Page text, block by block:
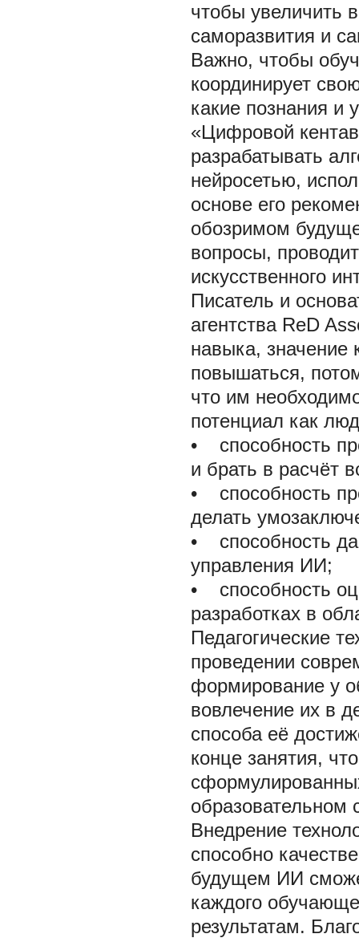
чтобы увеличить
саморазвития и
Важно, чтобы
координирует
какие познания и
«Цифровой
разрабатывать
нейросетью,
основе его
обозримом
вопросы,
искусственного
Писатель и
агентства ReD
навыка, значение
повышаться,
что им
потенциал как
• способность
и брать в расчёт
• способность
делать
• способность
управления ИИ;
• способность
разработках в
Педагогические
проведении
формирование у
вовлечение их в
способа её
конце занятия,
образовательном
Внедрение
способно
будущем ИИ
каждого
результатам.